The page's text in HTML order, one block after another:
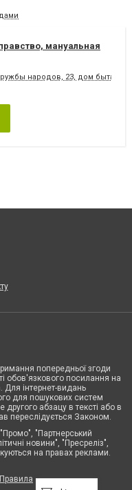
мануальная
народов, 23, дом быта
попередньої згоди
обов'язкового посилання на
Для інтернет-видань
для пошукових систем
другого абзацу в тексті або в
переслідується Законом.
"Партнерський
новини", "Пресреліз",
на правах реклами.
Правила